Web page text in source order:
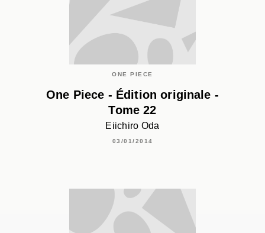
ONE PIECE
One Piece - Édition originale -
Tome 22
Eiichiro Oda
03/01/2014